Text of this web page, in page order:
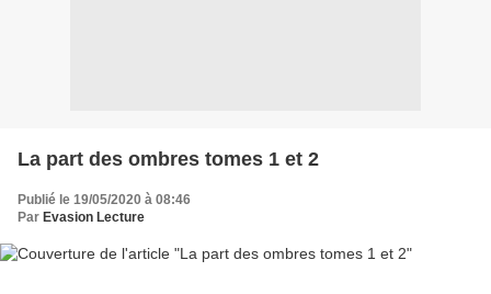
La part des ombres tomes 1 et 2
Publié le 19/05/2020 à 08:46
Par Evasion Lecture